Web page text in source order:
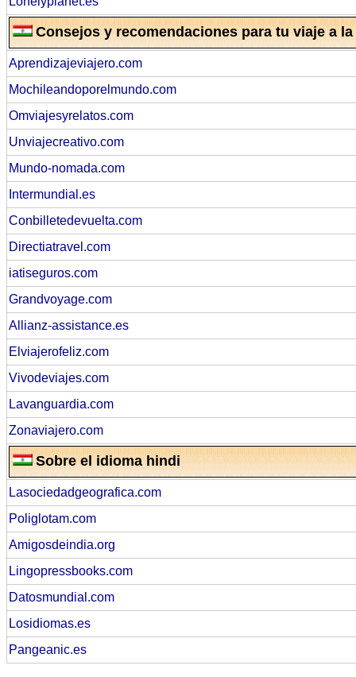
Consejos y recomendaciones para tu viaje a
Aprendizajeviajero.com
Mochileandoporelmundo.com
Omviajesyrelatos.com
Unviajecreativo.com
Mundo-nomada.com
Intermundial.es
Conbilletedevuelta.com
Directiatravel.com
iatiseguros.com
Grandvoyage.com
Allianz-assistance.es
Elviajerofeliz.com
Vivodeviajes.com
Lavanguardia.com
Zonaviajero.com
Sobre el idioma hindi
Lasociedadgeografica.com
Poliglotam.com
Amigosdeindia.org
Lingopressbooks.com
Datosmundial.com
Losidiomas.es
Pangeanic.es